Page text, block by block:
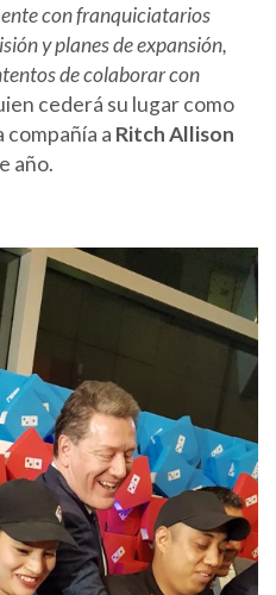
con franquiciatarios
y planes de expansión,
de colaborar con
cederá su lugar como
compañía a Ritch Allison
año.